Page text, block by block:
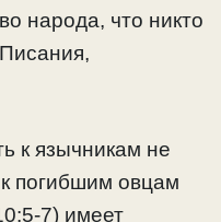
народа, что никто
к язычникам не
погибшим овцам
7) имеет